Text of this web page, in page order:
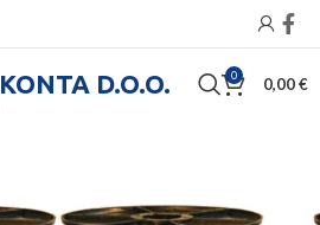
KONTA D.O.O. 0 0,00€